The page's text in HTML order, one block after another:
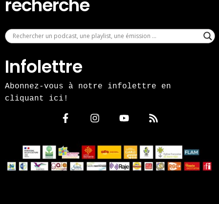
Infolettre
Abonnez-vous à notre infolettre en
cliquant ici!